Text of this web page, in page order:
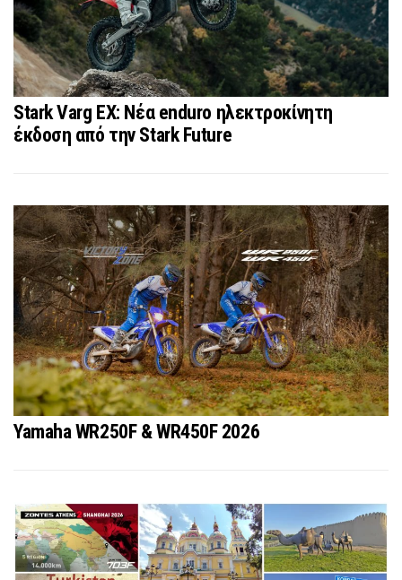
Stark Varg EX: Νέα enduro ηλεκτροκίνητη
έκδοση από την Stark Future
Yamaha WR250F & WR450F 2026